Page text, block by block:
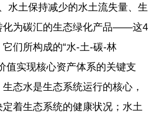
水土保持减少的水土流失量、生
化为碳汇的生态绿化产品——这4
们所构成的“水-土-碳-林
值实现核心资产体系的关键支
态水是生态系统运行的核心，
着生态系统的健康状况；水土